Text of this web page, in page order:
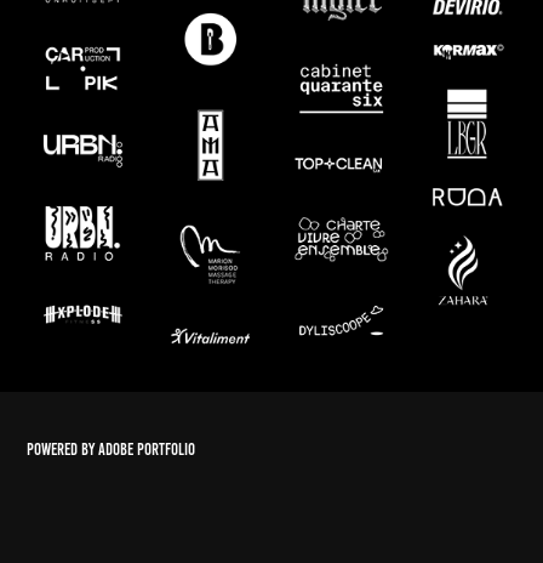
Powered byAdobe Portfolio